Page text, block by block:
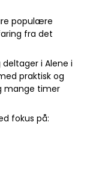
populære
fra det
deltager iAlene i
praktisk og
mange timer
fokus på: